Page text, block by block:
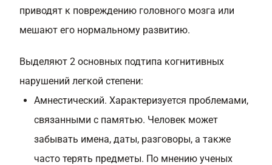
приводят к повреждению головного мозга или
мешают его нормальному развитию.
Выделяют 2 основных подтипа когнитивных
нарушений легкой степени:
Амнестический. Характеризуется проблемами,
связанными с памятью. Человек может
забывать имена, даты, разговоры, а также
часто терять предметы. По мнению ученых